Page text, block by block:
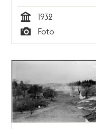
och
Beckombergavägen
i Ängby
småstugeområde
Tid
1932
Typ
Foto